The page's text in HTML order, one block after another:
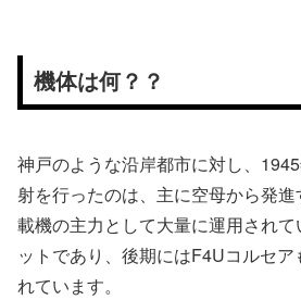
機体は何？？
神戸のような沿岸都市に対し、
射を行ったのは、主に空母から発
載機の主力として大量に運用され
ットであり、後期にはF4Uコルセ
れています。